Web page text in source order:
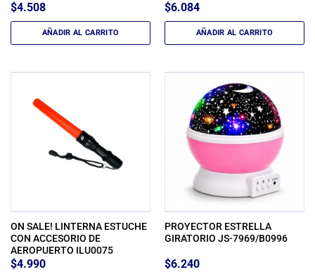
$4.508
AÑADIR AL CARRITO
$6.084
AÑADIR AL CARRITO
ON SALE! LINTERNA ESTUCHE
CON ACCESORIO DE
AEROPUERTO ILU0075
$4.990
PROYECTOR ESTRELLA
GIRATORIO JS-7969/B0996
$6.240